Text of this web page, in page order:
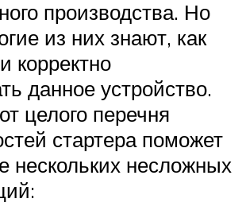
производства. Но
из них знают, как
корректно
данное устройство.
целого перечня
стартера поможет
нескольких несложных